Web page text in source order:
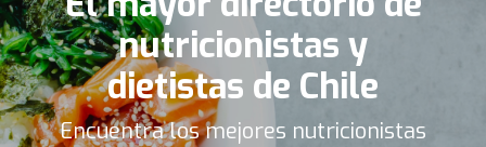
nutricionistas y
dietistas de Chile
Encuentra los mejores nutricionistas